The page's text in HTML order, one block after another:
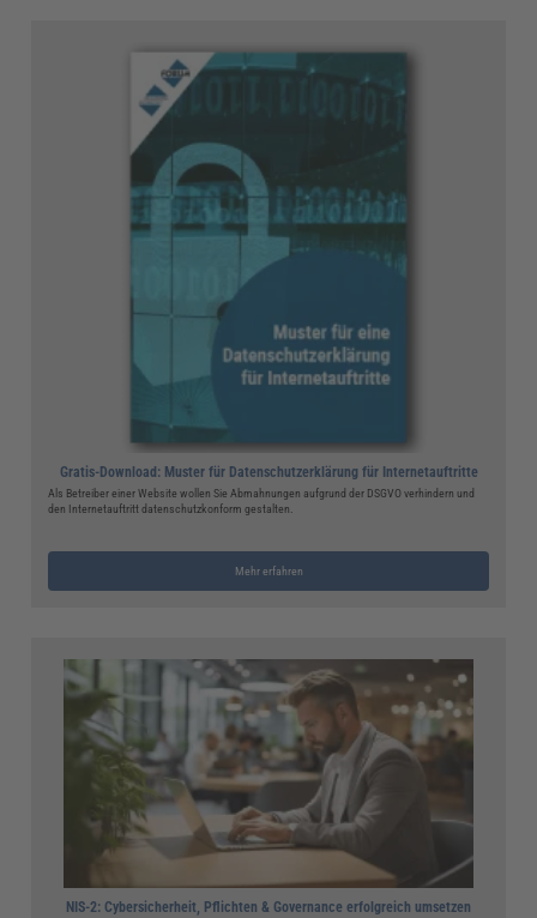
Gratis-Download: Muster für Datenschutzerklärung für Internetauftritte
Als Betreiber einer Website wollen Sie Abmahnungen aufgrund der DSGVO verhindern und
den Internetauftritt datenschutzkonform gestalten.
Mehr erfahren
NIS-2: Cybersicherheit, Pflichten & Governance erfolgreich umsetzen